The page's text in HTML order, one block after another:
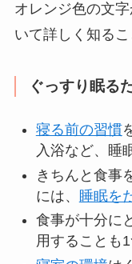
オレンジ色の文
いて詳しく知るこ
ぐっすり眠る
寝る前の習慣
入浴など、睡
きちんと食事
には、 睡眠を
食事が十分に
用することも1